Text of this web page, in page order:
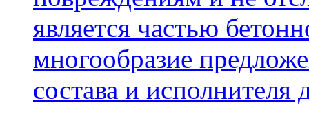
является частью
многообразие
состава и